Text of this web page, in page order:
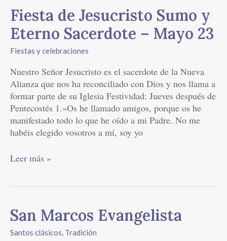
Fiesta de Jesucristo Sumo y
Eterno Sacerdote – Mayo 23
Fiestas y celebraciones
Nuestro Señor Jesucristo es el sacerdote de la Nueva
Alianza que nos ha reconciliado con Dios y nos llama a
formar parte de su Iglesia Festividad: Jueves después de
Pentecostés 1.»Os he llamado amigos, porque os he
manifestado todo lo que he oído a mi Padre. No me
habéis elegido vosotros a mí, soy yo
Leer más »
San Marcos Evangelista
Santos clásicos, Tradición
San
Marcos
Evangelista